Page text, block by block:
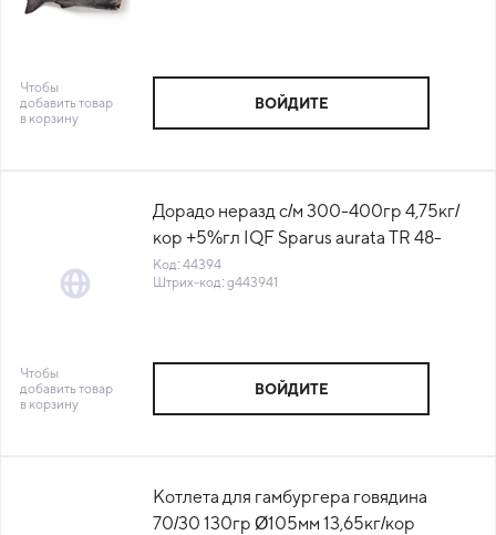
Чтобы
добавить товар
в корзину
ВОЙДИТЕ
Дорадо неразд с/м 300-400гр 4,75кг/
кор +5%гл IQF Sparus aurata TR 48-
0044 Турция (КОР) (КОД 44394) (-18°С)
Код: 44394
Штрих-код: g443941
Чтобы
добавить товар
в корзину
ВОЙДИТЕ
Котлета для гамбургера говядина
70/30 130гр Ø105мм 13,65кг/кор